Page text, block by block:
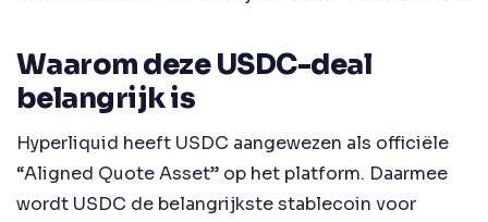
Waarom deze USDC-deal
belangrijk is
Hyperliquid heeft USDC aangewezen als officiële
“Aligned Quote Asset” op het platform. Daarmee
wordt USDC de belangrijkste stablecoin voor